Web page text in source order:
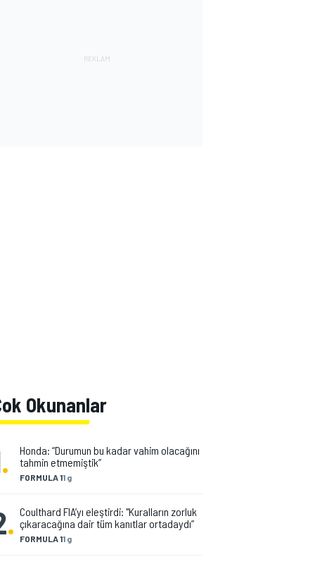
Okunanlar
. FORMULA 11 g
Honda: “Durumun bu kadar vahim olacağını
tahmin etmemiştik”
. FORMULA 11 g
Coulthard FIA’yı eleştirdi: "Kuralların zorluk
çıkaracağına dair tüm kanıtlar ortadaydı”